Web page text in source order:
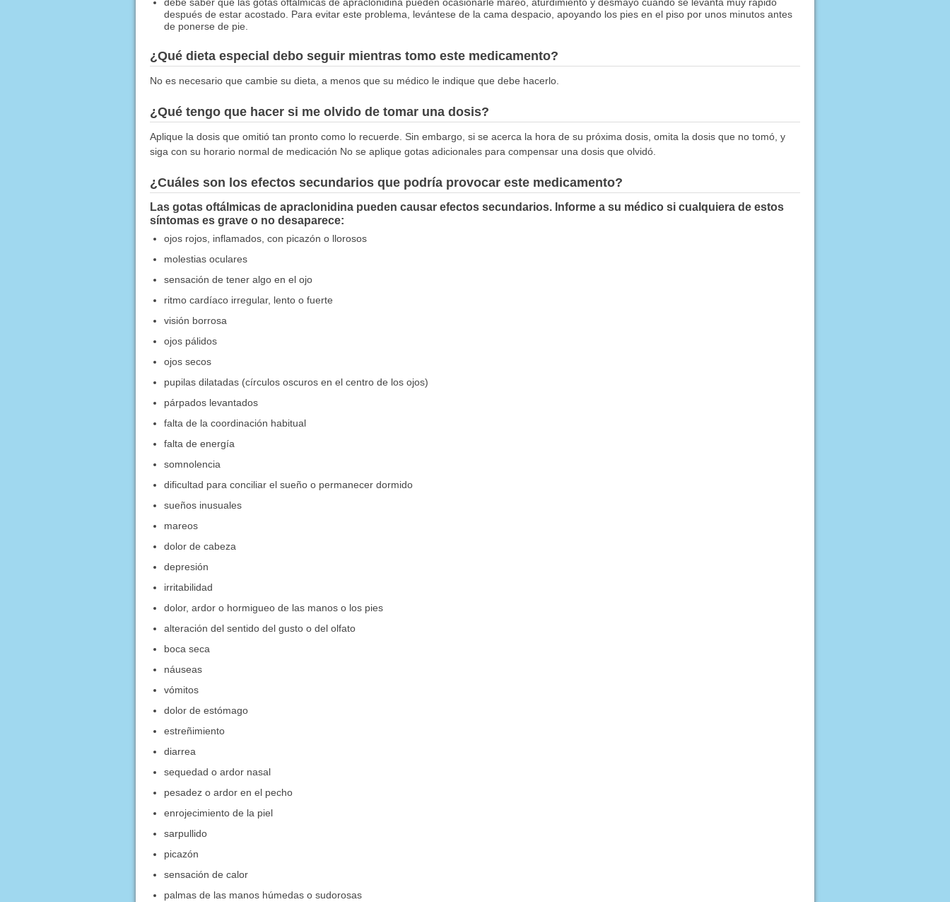
debe saber que las gotas oftálmicas de apraclonidina pueden ocasionarle mareo, aturdimiento y desmayo cuando se levanta muy rápido
después de estar acostado. Para evitar este problema, levántese de la cama despacio, apoyando los pies en el piso por unos minutos antes
de ponerse de pie.
¿Qué dieta especial debo seguir mientras tomo este medicamento?
No es necesario que cambie su dieta, a menos que su médico le indique que debe hacerlo.
¿Qué tengo que hacer si me olvido de tomar una dosis?
Aplique la dosis que omitió tan pronto como lo recuerde. Sin embargo, si se acerca la hora de su próxima dosis, omita la dosis que no tomó, y
siga con su horario normal de medicación No se aplique gotas adicionales para compensar una dosis que olvidó.
¿Cuáles son los efectos secundarios que podría provocar este medicamento?
Las gotas oftálmicas de apraclonidina pueden causar efectos secundarios. Informe a su médico si cualquiera de estos
síntomas es grave o no desaparece:
ojos rojos, inflamados, con picazón o llorosos
molestias oculares
sensación de tener algo en el ojo
ritmo cardíaco irregular, lento o fuerte
visión borrosa
ojos pálidos
ojos secos
pupilas dilatadas (círculos oscuros en el centro de los ojos)
párpados levantados
falta de la coordinación habitual
falta de energía
somnolencia
dificultad para conciliar el sueño o permanecer dormido
sueños inusuales
mareos
dolor de cabeza
depresión
irritabilidad
dolor, ardor o hormigueo de las manos o los pies
alteración del sentido del gusto o del olfato
boca seca
náuseas
vómitos
dolor de estómago
estreñimiento
diarrea
sequedad o ardor nasal
pesadez o ardor en el pecho
enrojecimiento de la piel
sarpullido
picazón
sensación de calor
palmas de las manos húmedas o sudorosas